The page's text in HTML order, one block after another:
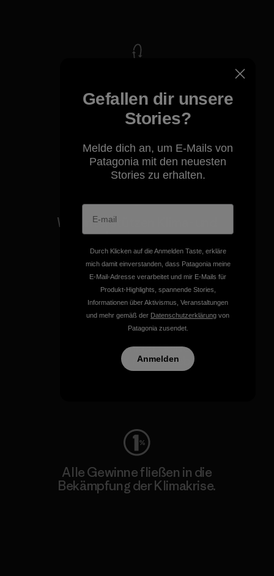
Verantwortung für unsere
Auswirkungen.
Unser Fußabdruck
Wir unterstützen Klima- und
Umweltschutzgruppen.
Besuche Patagonia Action Works
Wir schenken deiner
Bekleidung neues Leben.
Alle Gewinne fließen in die
Bekämpfung der Klimakrise.
Gefallen dir unsere
Stories?
Melde dich an, um E-Mails von
Patagonia mit den neuesten
Stories zu erhalten.
Durch Klicken auf die Anmelden Taste, erkläre
mich damit einverstanden, dass Patagonia meine
E-Mail-Adresse verarbeitet und mir E-Mails für
Produkt-Highlights, spannende Stories,
Informationen über Aktivismus, Veranstaltungen
und mehr gemäß der Datenschutzerklärung von
Patagonia zusendet.
Anmelden